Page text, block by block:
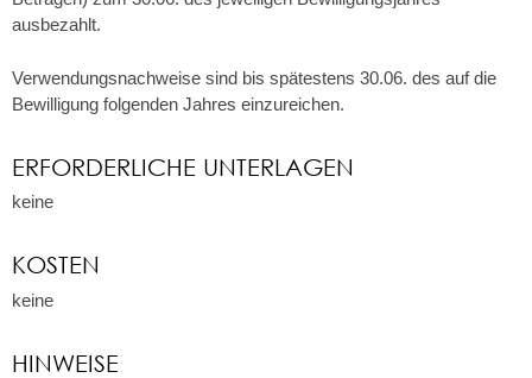
ausbezahlt.
Verwendungsnachweise sind bis spätestens 30.06. des auf die
Bewilligung folgenden Jahres einzureichen.
ERFORDERLICHE UNTERLAGEN
keine
KOSTEN
keine
HINWEISE